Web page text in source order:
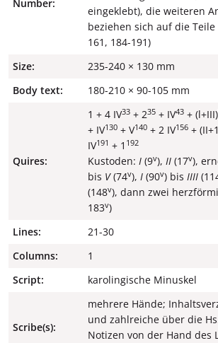
Number:
eingeklebt), die weiteren
beziehen sich auf die
161, 184-191)
Size:
235-240 × 130 mm
Body text:
180-210 × 90-105 mm
Quires:
1 + 4 IV33 + 235 + IV43 + (l+III)
+ IV130 + V140 + 2 IV156 +
IV191 + 1 192
Kustoden: I (9v), II (17v),
bis V(74v), I (90v) bis IIII
(148v), dann zwei
183v)
Lines:
21-30
Columns:
1
Script:
karolingische Minuskel
Scribe(s):
mehrere Hände;
und zahlreiche über die
Notizen von der Hand des